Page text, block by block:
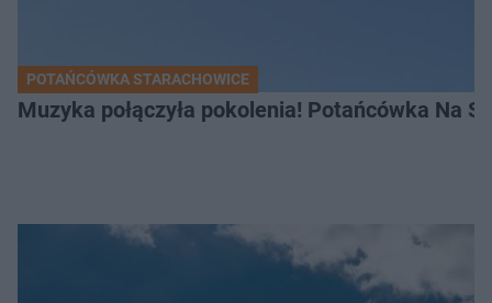
POTAŃCÓWKA STARACHOWICE
Muzyka połączyła pokolenia! Potańcówka Na